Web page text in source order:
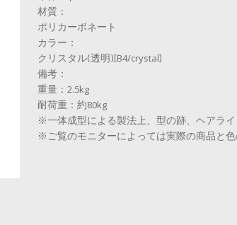
材質：
ポリカーボネート
カラー：
クリスタル(透明)[B4/crystal]
備考：
重量：2.5kg
耐荷重：約80kg
※一体成型による製法上、型の跡、ヘアラ
※ご覧のモニターによっては実際の商品と